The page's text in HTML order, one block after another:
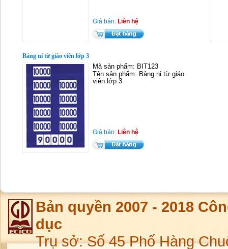
Giá bán: Liên hệ
Bảng nỉ từ giáo viên lớp 3
Mã sản phẩm: BIT123
Tên sản phẩm: Bảng nỉ từ giáo
viên lớp 3
Giá bán: Liên hệ
Bản quyền 2007 - 2018
dục
Trụ sở: Số 45 Phố Hàng